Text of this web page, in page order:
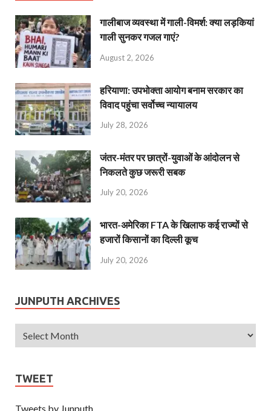
गालीबाज व्‍यवस्‍था में गाली-विमर्श: क्या लड़कियां
गाली सुनकर गजल गाएं?
August 2, 2026
हरियाणा: उपभोक्ता आयोग बनाम सरकार का
विवाद पहुंचा सर्वोच्च न्यायालय
July 28, 2026
जंतर-मंतर पर छात्रों-युवाओं के आंदोलन से
निकलते कुछ जरूरी सबक
July 20, 2026
भारत-अमेरिका FTA के खिलाफ कई राज्यों से
हजारों किसानों का दिल्ली कूच
July 20, 2026
JUNPUTH ARCHIVES
TWEET
Tweets by Junputh